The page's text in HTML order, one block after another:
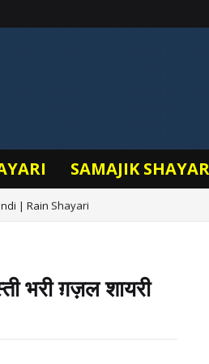
SAMAJIK
| Rain Shayari
भरी ग़ज़ल शायरी